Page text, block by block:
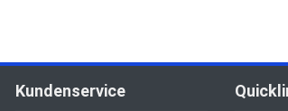
Kundenservice